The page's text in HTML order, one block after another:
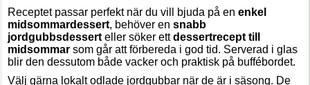
Receptet passar perfekt när du vill bjuda på enenkel
midsommardessert, behöver ensnabb
jordgubbsdessert eller söker ettdessertrecept till
midsommar som går att förbereda i god tid. Serverad i glas
blir den dessutom både vacker och praktisk på buffébordet.
Välj gärna lokalt odlade jordgubbar när de är i säsong. De